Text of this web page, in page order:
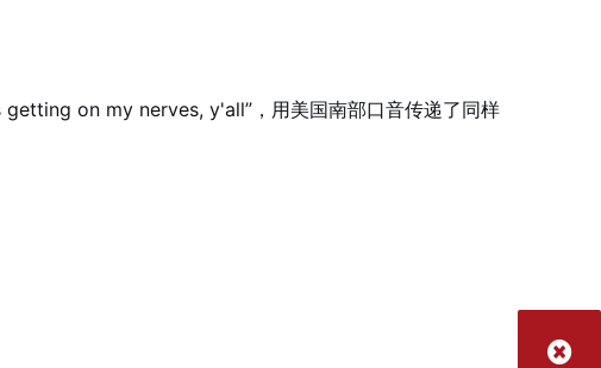
getting on my nerves, y'all”，用美国南部口音传递了同样